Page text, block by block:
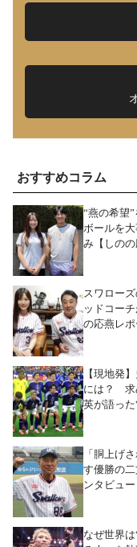
おすすめコラム
“燕の希望
ボールを
み【しのの
スワロー
ッドコー
の応燕レポ
【現地発
には？ 求
英が語った
「胴上げ
す優勝の
ンタビュー
なぜ世界